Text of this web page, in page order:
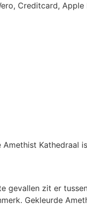
Creditcard,
Kathedraal
gevallen zit er
Gekleurde